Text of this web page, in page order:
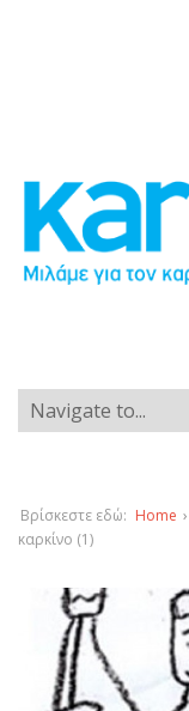
Βρίσκεστε εδώ: Home ›
καρκίνο (1)